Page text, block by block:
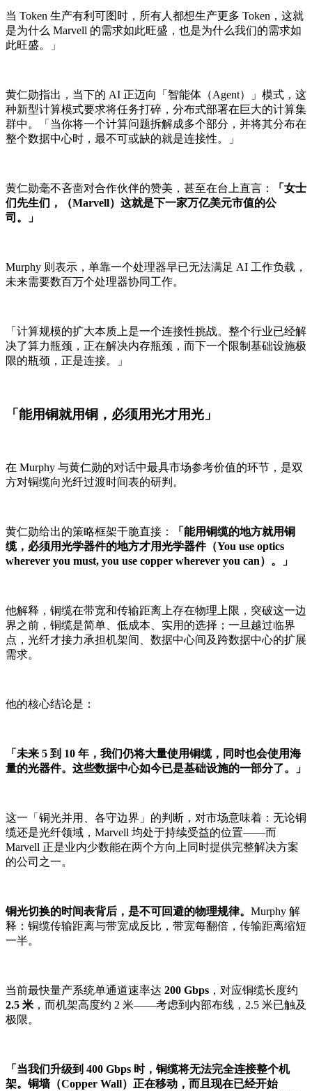
当 Token 生产有利可图时，所有人都想生产更多 Token，这就
是为什么 Marvell 的需求如此旺盛，也是为什么我们的需求如
此旺盛。」
黄仁勋指出，当下的 AI 正迈向「智能体（Agent）」模式，这
种新型计算模式要求将任务打碎，分布式部署在巨大的计算集
群中。「当你将一个计算问题拆解成多个部分，并将其分布在
整个数据中心时，最不可或缺的就是连接性。」
黄仁勋毫不吝啬对合作伙伴的赞美，甚至在台上直言：
「女士
们先生们，（Marvell）这就是下一家万亿美元市值的公
司。」
Murphy 则表示，单靠一个处理器早已无法满足 AI 工作负载，
未来需要数百万个处理器协同工作。
「计算规模的扩大本质上是一个连接性挑战。整个行业已经解
决了算力瓶颈，正在解决内存瓶颈，而下一个限制基础设施极
限的瓶颈，正是连接。」
「能用铜就用铜，必须用光才用光」
在 Murphy 与黄仁勋的对话中最具市场参考价值的环节，是双
方对铜缆向光纤过渡时间表的研判。
黄仁勋给出的策略框架干脆直接：
「能用铜缆的地方就用铜
缆，必须用光学器件的地方才用光学器件（You use optics
wherever you must, you use copper wherever you can）。」
他解释，铜缆在带宽和传输距离上存在物理上限，突破这一边
界之前，铜缆是简单、低成本、实用的选择；一旦越过临界
点，光纤才接力承担机架间、数据中心间及跨数据中心的扩展
需求。
他的核心结论是：
「未来 5 到 10 年，我们仍将大量使用铜缆，同时也会使用海
量的光器件。这些数据中心如今已是基础设施的一部分了。」
这一「铜光并用、各守边界」的判断，对市场意味着：无论铜
缆还是光纤领域，Marvell 均处于持续受益的位置——而
Marvell 正是业内少数能在两个方向上同时提供完整解决方案
的公司之一。
铜光切换的时间表背后，是不可回避的物理规律。 Murphy 解
释：铜缆传输距离与带宽成反比，带宽每翻倍，传输距离缩短
一半。
当前最快量产系统单通道速率达 200 Gbps ，对应铜缆长度约
2.5 米 ，而机架高度约 2 米——考虑到内部布线，2.5 米已触及
极限。
「当我们升级到 400 Gbps 时，铜缆将无法完全连接整个机
架。铜墙（Copper Wall）正在移动，而且现在已经开始